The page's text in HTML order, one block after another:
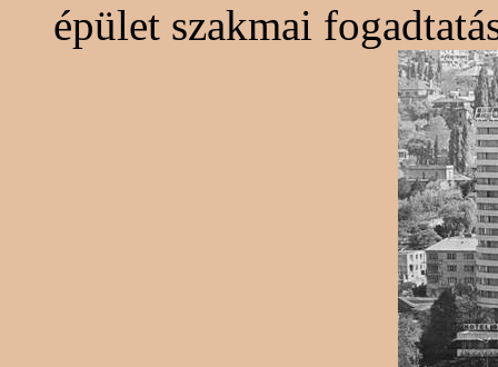
épület szakmai